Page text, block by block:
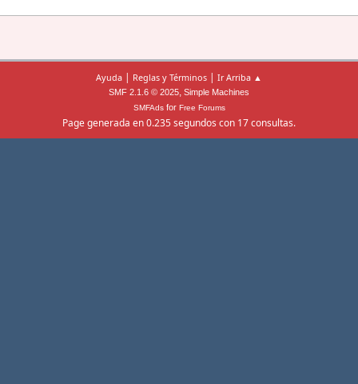
Ayuda | Reglas y Términos | Ir Arriba ▲
SMF 2.1.6 © 2025, Simple Machines
SMFAdsfor Free Forums
Page generada en 0.235 segundos con 17 consultas.